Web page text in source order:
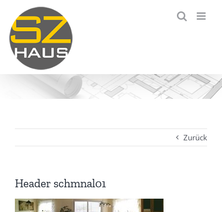
Inhalt
springen
Zurück
Header schmnal01